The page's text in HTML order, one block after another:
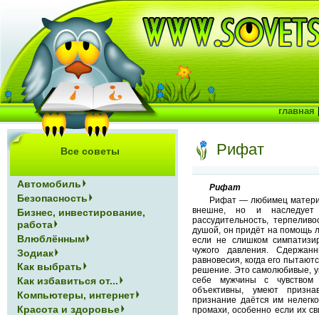
Рифат
Рифат
Рифат — любимец
внешне, но и наследует
рассудительность,
душой, он придёт на помощь
если не слишком
чужого давления.
равновесия, когда его
решение. Это самолюбивые,
себе мужчины с чувством
объективны, умеют
признание даётся им
промахи, особенно если их
Все советы
Автомобиль
Безопасность
Бизнес, инвестирование,
работа
Влюблённым
Зодиак
Как выбрать
Как избавиться от...
Компьютеры, интернет
Красота и здоровье
главная